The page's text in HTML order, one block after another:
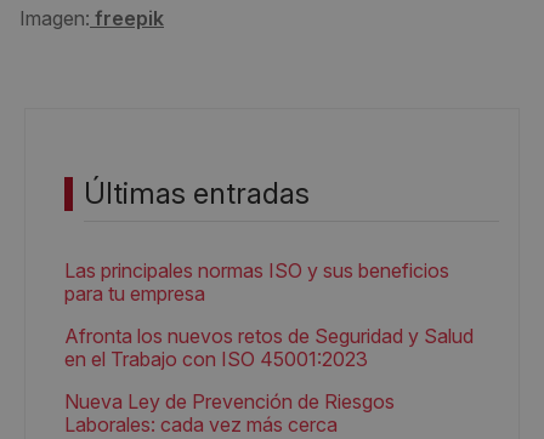
Imagen: freepik
Últimas entradas
Las principales normas ISO y sus beneficios
para tu empresa
Afronta los nuevos retos de Seguridad y Salud
en el Trabajo con ISO 45001:2023
Nueva Ley de Prevención de Riesgos
Laborales: cada vez más cerca